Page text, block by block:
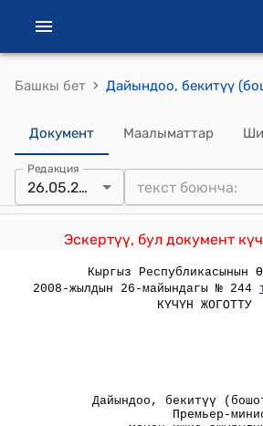
Башкы бет ›
Документ Маалыматтар
Редакция
26.05.2008
Эскертүү, бул документ